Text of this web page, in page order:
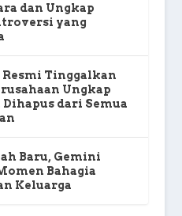
dan Ungkap
yang
Tinggalkan
Ungkap
dari Semua
Baru, Gemini
Bahagia
Keluarga